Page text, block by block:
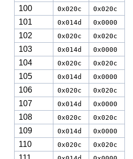
100 0x020c 0x020c
101 0x014d 0x0000
102 0x020c 0x020c
103 0x014d 0x0000
104 0x020c 0x020c
105 0x014d 0x0000
106 0x020c 0x020c
107 0x014d 0x0000
108 0x020c 0x020c
109 0x014d 0x0000
110 0x020c 0x020c